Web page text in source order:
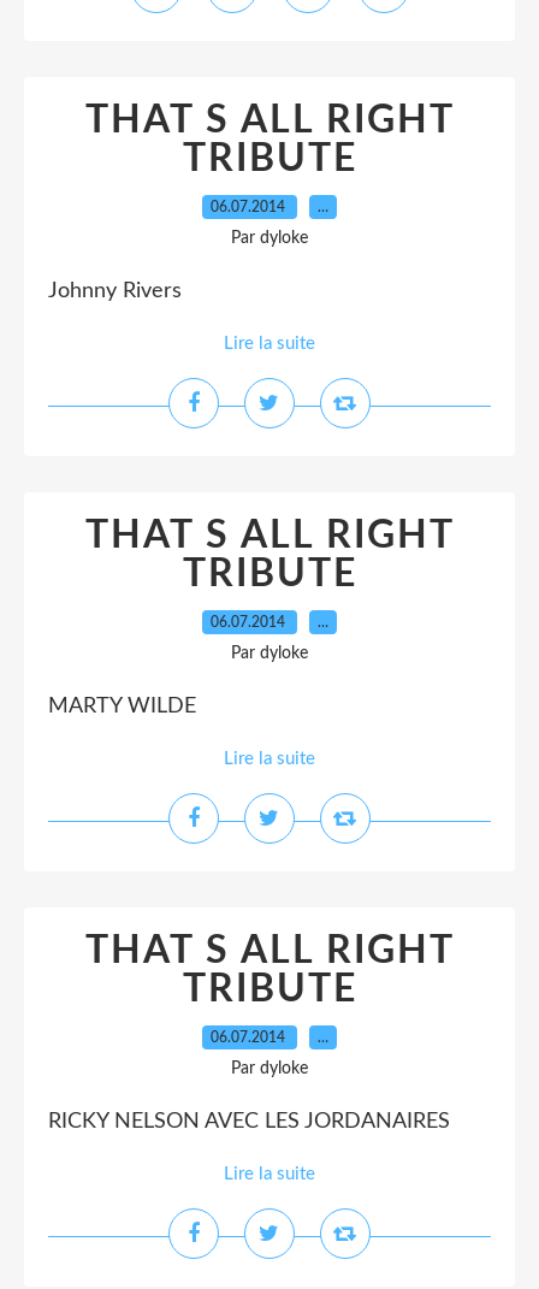
THAT S ALL RIGHT
TRIBUTE
06.07.2014 …
Par dyloke
Johnny Rivers
Lire la suite
THAT S ALL RIGHT
TRIBUTE
06.07.2014 …
Par dyloke
MARTY WILDE
Lire la suite
THAT S ALL RIGHT
TRIBUTE
06.07.2014 …
Par dyloke
RICKY NELSON AVEC LES JORDANAIRES
Lire la suite